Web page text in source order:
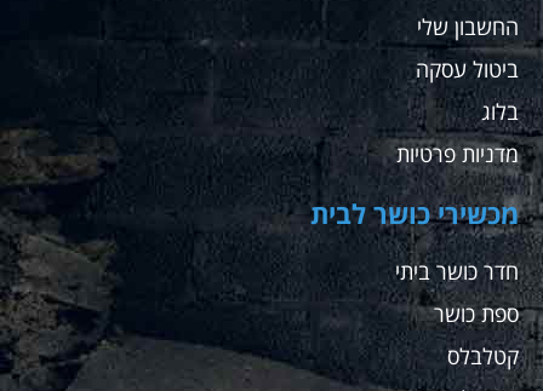
החשבון שלי
ביטול עסקה
בלוג
מדניות פרטיות
מכשירי כושר לבית
חדר כושר ביתי
ספת כושר
קטלבלס